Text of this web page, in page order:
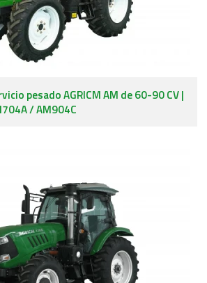
pesado AGRICM AM de 60-90 CV |
/ AM904C